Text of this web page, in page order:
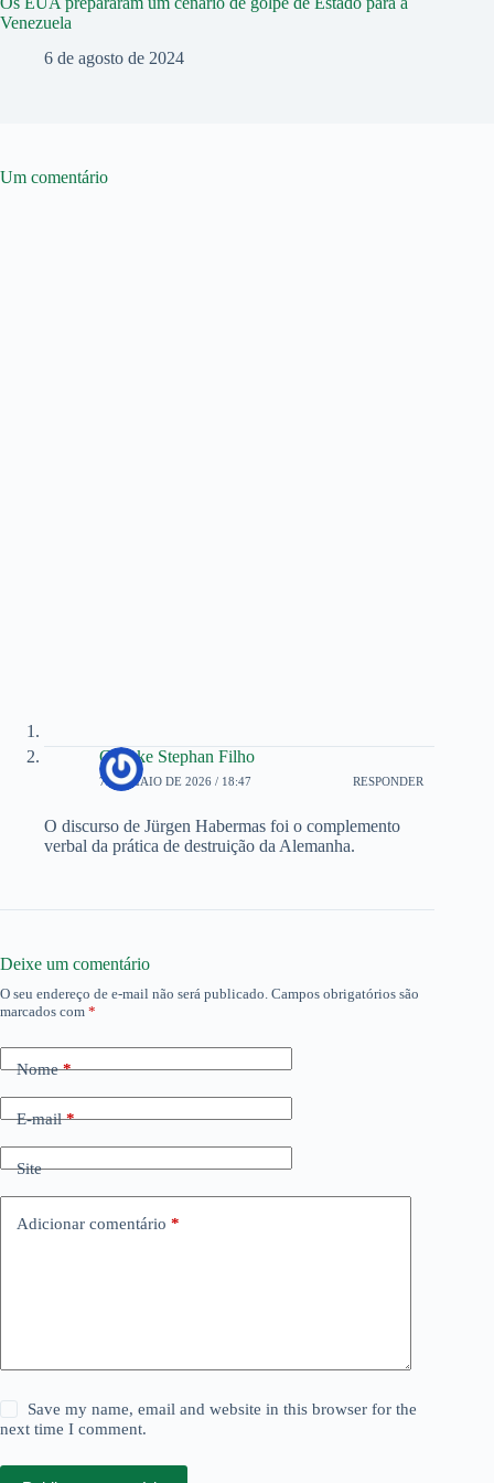
Venezuela
6 de agosto de 2024
Um comentário
Chauke Stephan Filho
7 DE MAIO DE 2026 / 18:47 RESPONDER
O discurso de Jürgen Habermas foi o complemento
verbal da prática de destruição da Alemanha.
Deixe um comentário
O seu endereço de e-mail não será publicado. Campos obrigatórios são
marcados com *
Nome*
E-mail*
Site
Adicionar comentário *
Save my name, email and website in this browser for the
next time I comment.